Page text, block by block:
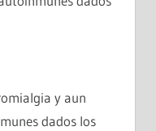
y aun
dados los